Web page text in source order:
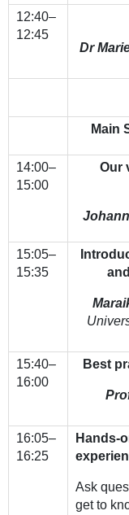
12:40–
12:45
Dr
Main
14:00–
15:00
Our
15:05–
15:35
15:40–
16:00
Best
16:05–
16:25
Hands-
Ask
get to